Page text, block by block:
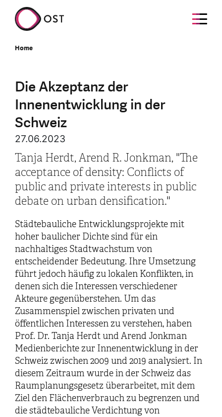
Home
Die Akzeptanz der
Innenentwicklung in der
Schweiz
27.06.2023
Tanja Herdt, Arend R. Jonkman, "The
acceptance of density: Conflicts of
public and private interests in public
debate on urban densification."
Städtebauliche Entwicklungsprojekte mit
hoher baulicher Dichte sind für ein
nachhaltiges Stadtwachstum von
entscheidender Bedeutung. Ihre Umsetzung
führt jedoch häufig zu lokalen Konflikten, in
denen sich die Interessen verschiedener
Akteure gegenüberstehen. Um das
Zusammenspiel zwischen privaten und
öffentlichen Interessen zu verstehen, haben
Prof. Dr. Tanja Herdt und Arend Jonkman
Medienberichte zur Innenentwicklung in der
Schweiz zwischen 2009 und 2019 analysiert. In
diesem Zeitraum wurde in der Schweiz das
Raumplanungsgesetz überarbeitet, mit dem
Ziel den Flächenverbrauch zu begrenzen und
die städtebauliche Verdichtung von